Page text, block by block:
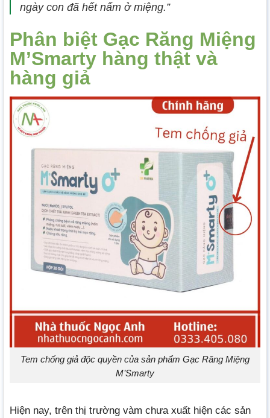
ngày con đã hết nấm ở miệng.”
Phân biệt Gạc Răng Miệng
M’Smarty hàng thật và
hàng giả
Tem chống giả độc quyền của sản phẩm Gạc Răng Miệng
M’Smarty
Hiện nay, trên thị trường vàm chưa xuất hiện các sản